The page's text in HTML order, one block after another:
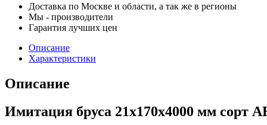
Доставка по Москве и области, а так же в регионы
Мы - производители
Гарантия лучших цен
Описание
Характеристики
Описание
Имитация бруса 21х170х4000 мм сорт